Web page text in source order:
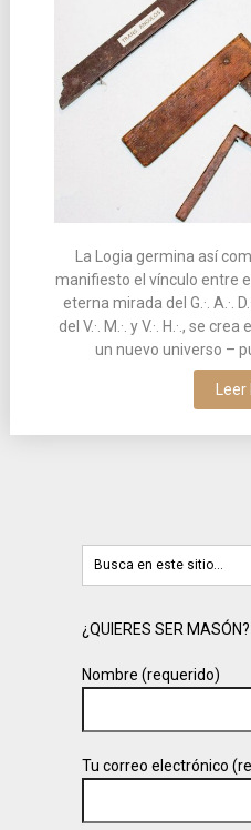
La Logia germina así
manifiesto el vínculo entre
eterna mirada del G.·. A.·.
del V.·. M.·. y V.·. H.·., se
un nuevo universo –
¿QUIERES SER MASÓN?
Nombre (requerido)
Tu correo electrónico